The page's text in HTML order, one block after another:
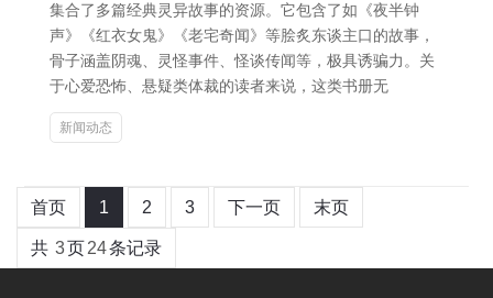
集合了多篇经典灵异故事的资源。它包含了如《夜半钟
声》《红衣女鬼》《老宅奇闻》等脍炙东谈主口的故事，
骨子涵盖阴魂、灵怪事件、怪谈传闻等，极具诱骗力。关
于心爱恐怖、悬疑类体裁的读者来说，这类书册无
新闻动态
首页 1 2 3 下一页 末页
共 3页24条记录